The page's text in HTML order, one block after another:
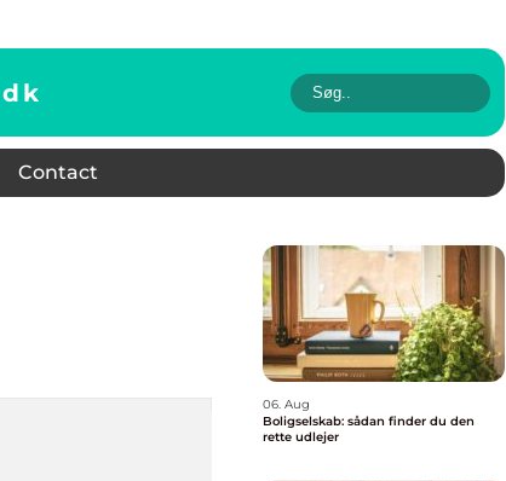
dk
Contact
06. Aug
Boligselskab: sådan finder du den
rette udlejer